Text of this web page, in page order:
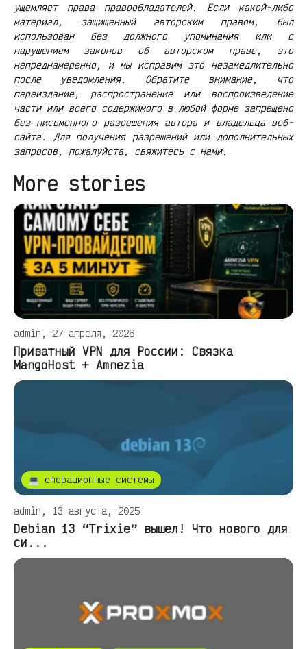
ущемляет права правообладателей. Если какой-либо
материал, защищенный авторским правом, был
использован без должного упоминания или с
нарушением законов об авторском праве, это
непреднамеренно, и мы исправим это незамедлительно
после уведомления. Обратите внимание, что
переиздание, распространение или воспроизведение
части или всего содержимого в любой форме запрещено
без письменного разрешения автора и владельца веб-
сайта. Для получения разрешений или дополнительных
запросов, пожалуйста, свяжитесь с нами.
More stories
admin, 27 апреля, 2026
Приватный VPN для России: Связка
MangoHost + Amnezia
💻 операционные системы
admin, 13 августа, 2025
Debian 13 “Trixie” вышел! Что нового для
си...